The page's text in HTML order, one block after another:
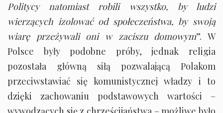
Politycy natomiast robili wszystko, by ludzi
wierzących izolować od społeczeństwa, by swoją
wiarę przeżywali oni w zaciszu domowym”. W
Polsce były podobne próby, jednak religia
pozostała główną siłą pozwalającą Polakom
przeciwstawiać się komunistycznej władzy i to
dzięki zachowaniu podstawowych wartości –